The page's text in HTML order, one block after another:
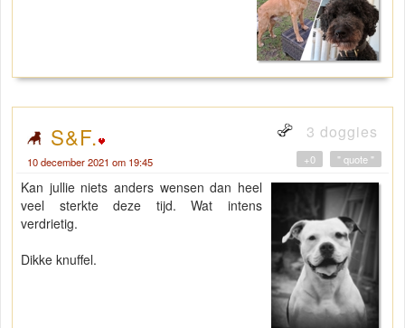
S&F. 3 doggies
10 december 2021 om 19:45 " quote "
+0
Kan jullie niets anders wensen dan heel
veel sterkte deze tijd. Wat intens
verdrietig.
Dikke knuffel.